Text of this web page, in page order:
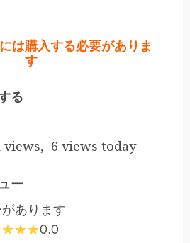
は購入する必要がありま
す
る
views, 6 views today
ー
あります
0.0